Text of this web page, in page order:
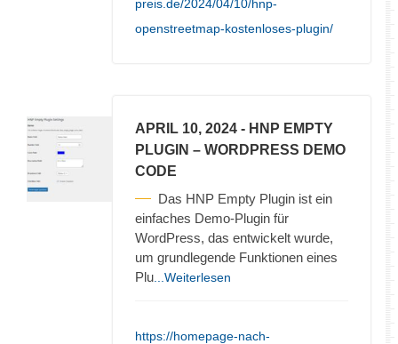
preis.de/2024/04/10/hnp-
openstreetmap-kostenloses-plugin/
APRIL 10, 2024 - HNP EMPTY
PLUGIN – WORDPRESS DEMO
CODE
Das HNP Empty Plugin ist ein
einfaches Demo-Plugin für
WordPress, das entwickelt wurde,
um grundlegende Funktionen eines
Plu ...Weiterlesen
https://homepage-nach-